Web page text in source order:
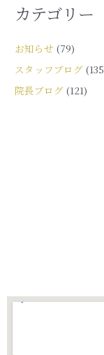
カテゴリー
お知らせ (79)
スタッフブログ
院長ブログ (121)